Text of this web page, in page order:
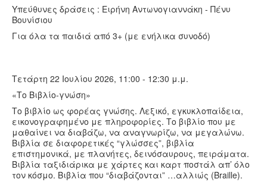
Υπεύθυνες δράσεις : Ειρήνη Αντωνογιαννάκη - Πένυ
Βουνίσιου
Για όλα τα παιδιά από 3+ (με ενήλικα συνοδό)
Τετάρτη 22 Ιουλίου 2026, 11:00 - 12:30 μ.μ.
«Το Βιβλίο-γνώση»
Το βιβλίο ως φορέας γνώσης. Λεξικό, εγκυκλοπαίδεια,
εικονογραφημένο με πληροφορίες. Το βιβλίο που με
μαθαίνει να διαβάζω, να αναγνωρίζω, να μεγαλώνω.
Βιβλία σε διαφορετικές “γλώσσες”, βιβλία
επιστημονικά, με πλανήτες, δεινόσαυρους, πειράματα.
Βιβλία ταξιδιάρικα με χάρτες και καρτ ποστάλ απ’ όλο
τον κόσμο. Βιβλία που “διαβάζονται” …αλλιώς (Braille).